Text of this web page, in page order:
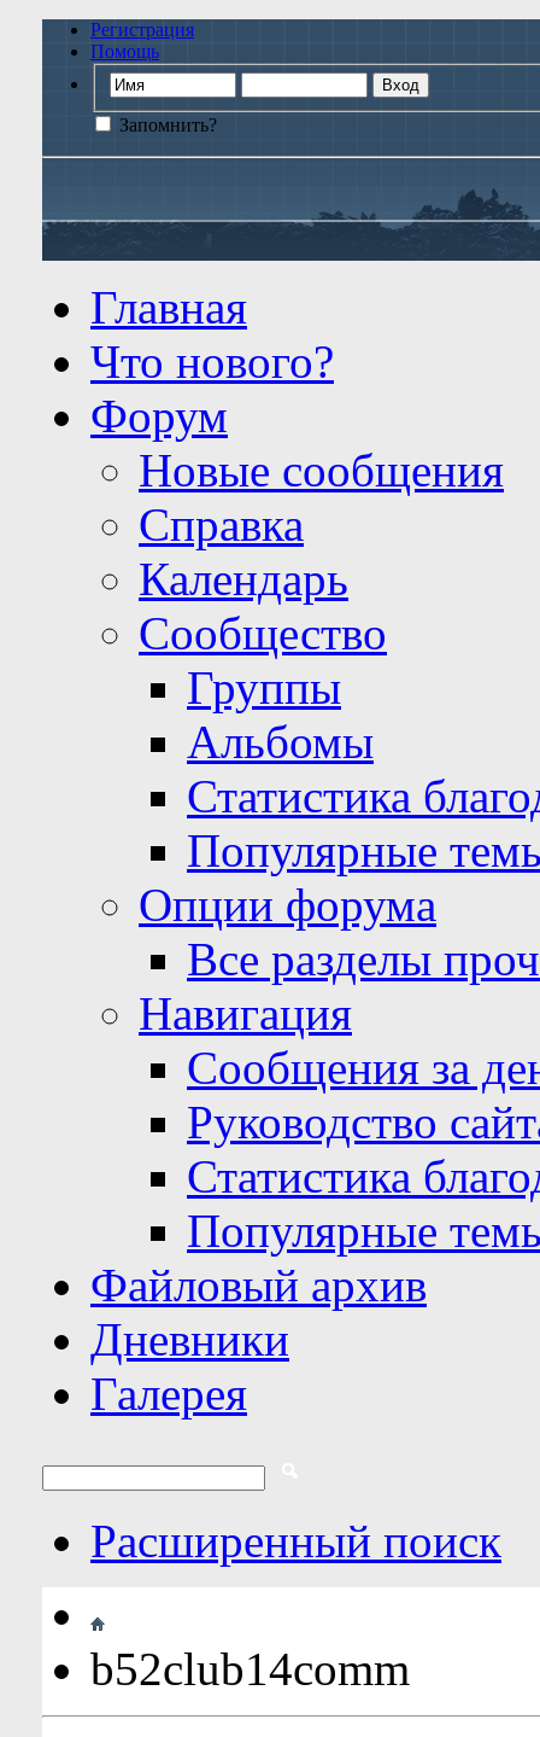
Регистрация
Помощь
Запомнить?
Главная
Что нового?
Форум
Новые сообщения
Справка
Календарь
Сообщество
Группы
Альбомы
Статистика
Популярные
Опции форума
Все разделы
Навигация
Сообщения за
Руководство
Статистика
Популярные
Файловый архив
Дневники
Галерея
Расширенный поиск
b52club14comm